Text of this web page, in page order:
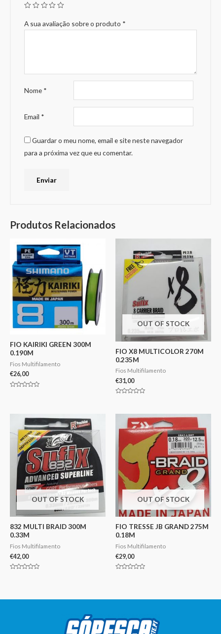
A sua avaliação sobre o produto *
Nome *
Email *
Guardar o meu nome, email e site neste navegador
para a próxima vez que eu comentar.
Produtos Relacionados
FIO KAIRIKI GREEN 300M
0.190M
Fios Multifilamento
€26,00
OUT OF STOCK
FIO X8 MULTICOLOR 270M
0.235M
Fios Multifilamento
€31,00
5
OUT OF STOCK
832 MULTI BRAID 300M
0.33M
Fios Multifilamento
€42,00
OUT OF STOCK
FIO TRESSE JB GRAND 275M
0.18M
Fios Multifilamento
€29,00